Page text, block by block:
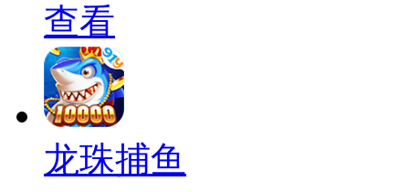
查看
龙珠捕鱼